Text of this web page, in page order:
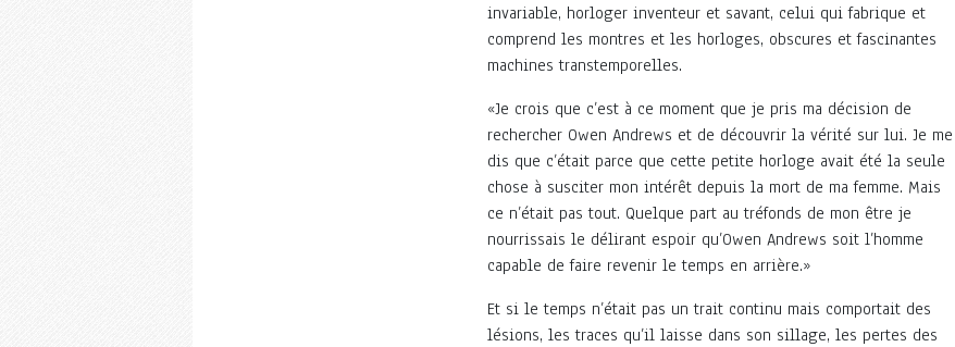
invariable, horloger inventeur et savant, celui qui fabrique et
comprend les montres et les horloges, obscures et fascinantes
machines transtemporelles.
«Je crois que c’est à ce moment que je pris ma décision de
rechercher Owen Andrews et de découvrir la vérité sur lui. Je me
dis que c’était parce que cette petite horloge avait été la seule
chose à susciter mon intérêt depuis la mort de ma femme. Mais
ce n’était pas tout. Quelque part au tréfonds de mon être je
nourrissais le délirant espoir qu’Owen Andrews soit l’homme
capable de faire revenir le temps en arrière.»
Et si le temps n’était pas un trait continu mais comportait des
lésions, les traces qu’il laisse dans son sillage, les pertes des